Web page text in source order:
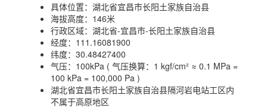
具体位置： 湖北省宜昌市长阳土家族自治县
海拔高度： 146米
行政区域： 湖北省-宜昌市-长阳土家族自治县
经度： 111.16081900
纬度： 30.48427400
气压： 100kPa ( 气压换算：1 kgf/cm² ≈ 0.1 MPa =
100 kPa = 100,000 Pa )
湖北省宜昌市长阳土家族自治县隔河岩电站工区内
不属于高原地区